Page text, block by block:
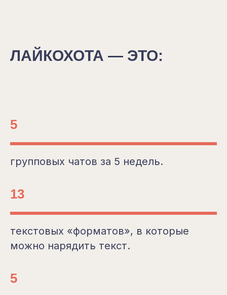
ЛАЙКОХОТА — ЭТО:
5
групповых чатов за 5 недель.
13
текстовых «форматов», в которые
можно нарядить текст.
5